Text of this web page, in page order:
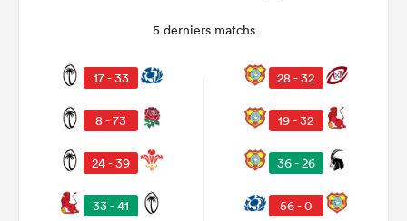
5 derniers matchs
17 - 33
8 - 73
24 - 39
33 - 41
28 - 32
19 - 32
36 - 26
56 - 0